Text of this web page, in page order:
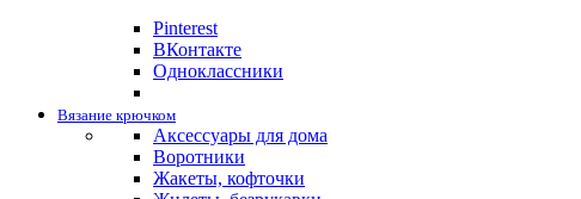
Pinterest
ВКонтакте
Одноклассники
Вязание крючком
Аксессуары для дома
Воротники
Жакеты, кофточки